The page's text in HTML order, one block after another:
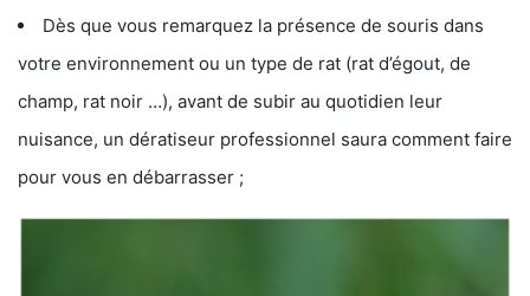
Dès que vous remarquez la présence de souris dans
votre environnement ou un type de rat (rat d’égout, de
champ, rat noir …), avant de subir au quotidien leur
nuisance, un dératiseur professionnel saura comment faire
pour vous en débarrasser ;